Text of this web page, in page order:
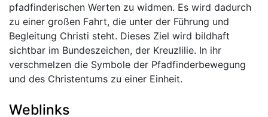
pfadfinderischen Werten zu widmen. Es wird dadurch
zu einer großen Fahrt, die unter der Führung und
Begleitung Christi steht. Dieses Ziel wird bildhaft
sichtbar im Bundeszeichen, der Kreuzlilie. In ihr
verschmelzen die Symbole der Pfadfinderbewegung
und des Christentums zu einer Einheit.
Weblinks